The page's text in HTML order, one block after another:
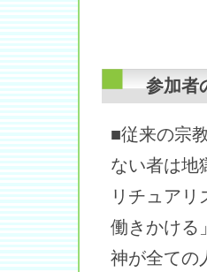
参加者
■従来の宗
ない者は地
リチュア
働きかける
神が全ての